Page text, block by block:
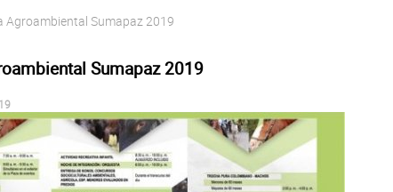
Agroambiental Sumapaz 2019
Sumapaz 2019